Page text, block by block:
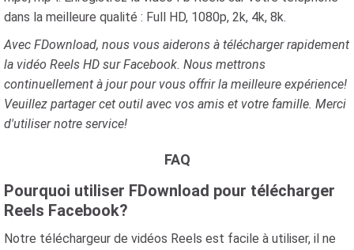
dans la meilleure qualité : Full HD, 1080p, 2k, 4k, 8k.
Avec FDownload, nous vous aiderons à télécharger rapidement
la vidéo Reels HD sur Facebook. Nous mettrons
continuellement à jour pour vous offrir la meilleure expérience!
Veuillez partager cet outil avec vos amis et votre famille. Merci
d'utiliser notre service!
FAQ
Pourquoi utiliser FDownload pour télécharger
Reels Facebook?
Notre téléchargeur de vidéos Reels est facile à utiliser, il ne